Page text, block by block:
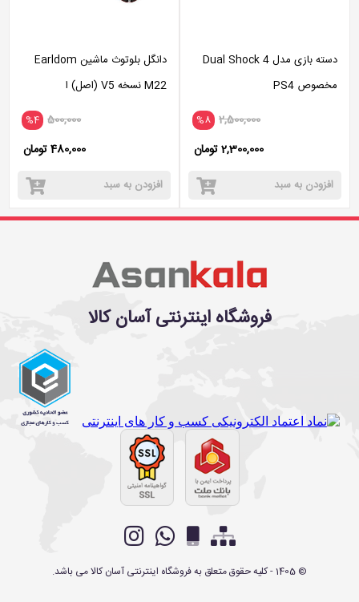
دسته بازی مدل Dual Shock 4
مخصوص PS4
%8 2,500,000
2,300,000 تومان
افزودن به سبد
دانگل بلوتوث ماشین Earldom
M22 نسخه V5 (اصل) ا
earldom m22 bluetooth
%4 500,000
480,000 تومان
افزودن به سبد
فروشگاه اینترنتی آسان کالا
©
1405- کلیه حقوق متعلق بهفروشگاه اینترنتی آسان کالامی باشد.